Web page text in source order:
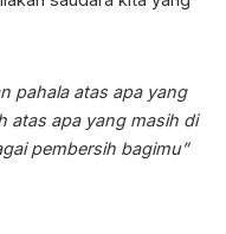
pahala atas apa yang
atas apa yang masih di
pembersih bagimu”